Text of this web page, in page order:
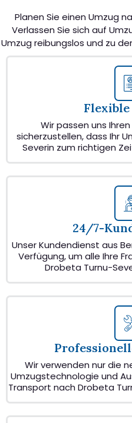
Planen Sie einen Umzug
Verlassen Sie sich auf
Umzug reibungslos und zu
Wir passen uns
sicherzustellen, dass Ihr
Severin zum richtigen
24/7-
Unser Kundendienst aus
Verfügung, um alle Ihre
Drobeta Turnu-
Wir verwenden nur die
Umzugstechnologie und
Transport nach Drobeta